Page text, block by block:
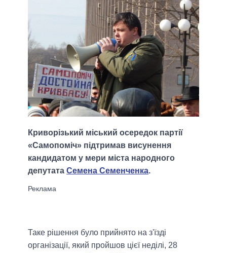
Криворізький міський осередок партії
«Самопоміч» підтримав висунення
кандидатом у мери міста народного
депутата Семена Семенченка.
Таке рішення було прийнято на з'їзді
організації, який пройшов цієї неділі, 28